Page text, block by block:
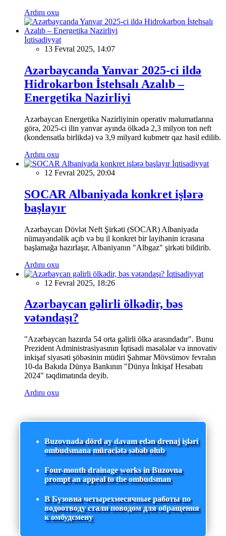
Ardını oxu
İqtisadiyyat
13 Fevral 2025, 14:07
Azərbaycanda Yanvar 2025-ci ildə
Hidrokarbon İstehsalı Azalıb –
Energetika Nazirliyi
Azərbaycan Energetika Nazirliyinin operativ məlumatlarına
görə, 2025-ci ilin yanvar ayında ölkədə 2,3 milyon ton neft
(kondensatla birlikdə) və 3,9 milyard kubmetr qaz hasil edilib.
Ardını oxu
İqtisadiyyat
12 Fevral 2025, 20:04
SOCAR Albaniyada konkret işlərə
başlayır
Azərbaycan Dövlət Neft Şirkəti (SOCAR) Albaniyada
nümayəndəlik açıb və bu il konkret bir layihənin icrasına
başlamağa hazırlaşır, Albaniyanın "Albgaz" şirkəti bildirib.
Ardını oxu
İqtisadiyyat
12 Fevral 2025, 18:26
Azərbaycan gəlirli ölkədir, bəs
vətəndaşı?
"Azərbaycan hazırda 54 orta gəlirli ölkə arasındadır". Bunu
Prezident Administrasiyasının İqtisadi məsələlər və innovativ
inkişaf siyasəti şöbəsinin müdiri Şahmar Mövsümov fevralın
10-da Bakıda Dünya Bankının "Dünya İnkişaf Hesabatı
2024" təqdimatında deyib.
Ardını oxu
Buzovnada dörd ay davam edən drenaj işləri
ombudsmana müraciətə səbəb olub
Four-month drainage works in Buzovna
prompt an appeal to the ombudsman
В Бузовна четырехмесячные работы по
водоотводу стали поводом для обращения
к омбудсмену